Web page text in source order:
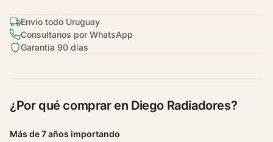
t
4
0
2
0
a
Envío todo Uruguay
Consultanos por WhatsApp
Garantía 90 días
¿Por qué comprar en Diego Radiadores?
Más de 7 años importando